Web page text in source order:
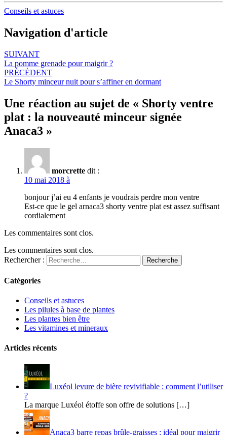
Partager
Conseils et astuces
Navigation d'article
SUIVANT
La pomme grenade pour maigrir ?
PRÉCÉDENT
Le Shorty minceur nuit pour s’affiner en dormant
Une réaction au sujet de « Shorty ventre
plat : la nouveauté minceur signée
Anaca3 »
morcrette dit :
10 mai 2018 à
bonjour j’ai eu 4 enfants je voudrais perdre mon ventre
Est-ce que le gel arnaca3 shorty ventre plat est assez suffisant
cordialement
Les commentaires sont clos.
Les commentaires sont clos.
Rechercher :
Recherche
Catégories
Conseils et astuces
Les pilules à base de plantes
Les plantes bien être
Les vitamines et mineraux
Articles récents
Luxéol levure de bière revivifiable : comment l’utiliser
?
La marque Luxéol étoffe son offre de solutions […]
Anaca3 barre repas brûle-graisses : idéal pour maigrir